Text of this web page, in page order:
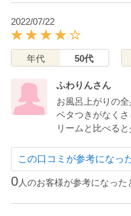
2022/07/22
年代 50代
ふわりんさん
お風呂上がりの全
ベタつきがなく
リームと比べる
この口コミが参考になっ
0人のお客様が参考になった